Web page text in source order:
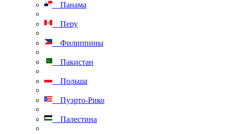
Панама
Перу
Филиппины
Пакистан
Польша
Пуэрто-Рико
Палестина